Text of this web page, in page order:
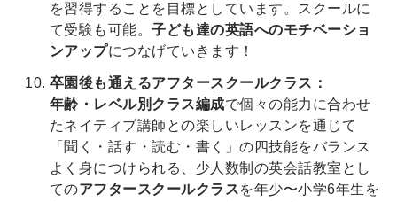
を習得することを目標としています。スクールに
て受験も可能。子ども達の英語へのモチベーショ
ンアップにつなげていきます！
卒園後も通えるアフタースクールクラス：
年齢・レベル別クラス編成で個々の能力に合わせ
たネイティブ講師との楽しいレッスンを通じて
「聞く・話す・読む・書く」の四技能をバランス
よく身につけられる、少人数制の英会話教室とし
てのアフタースクールクラスを年少〜小学6年生を